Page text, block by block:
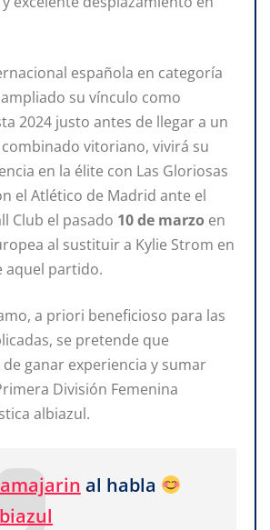
española en categoría
su vínculo como
2024 justo antes de llegar a un
vitoriano, vivirá su
en la élite con Las Gloriosas
el Atlético de Madrid ante el
Club el pasado 10 de marzo en
al sustituir a Kylie Strom en
aquel partido.
a priori beneficioso para las
se pretende que
ganar experiencia y sumar
División Femenina
albiazul.
al habla